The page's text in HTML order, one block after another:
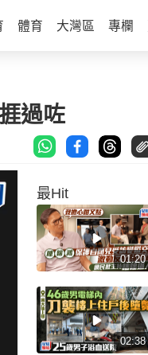
體育 大灣區 專欄
過咗
最Hit
01:20
02:38